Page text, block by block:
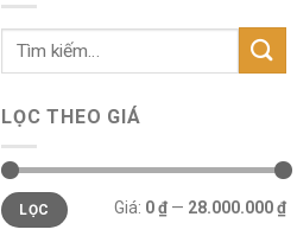
LỌC THEO GIÁ
Giá
tối
thiểu
Giá
tối
đa
LỌC Giá: 0 ₫ — 28.000.000 ₫